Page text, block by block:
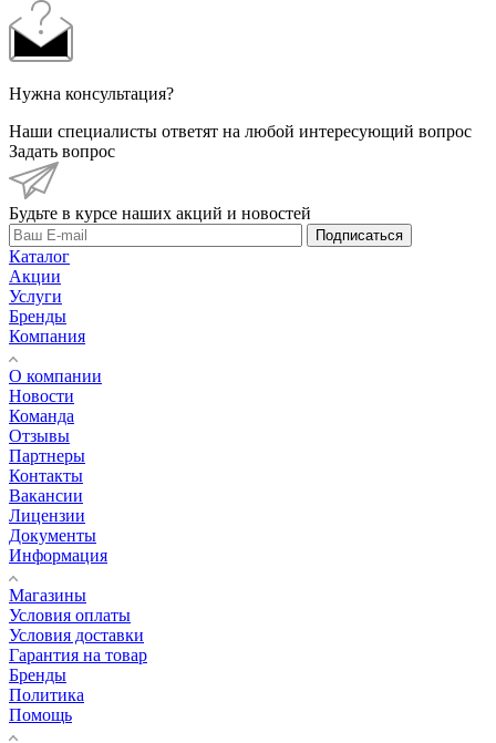
Нужна консультация?
Наши специалисты ответят на любой интересующий вопрос
Задать вопрос
Будьте в курсе наших акций и новостей
Подписаться
Каталог
Акции
Услуги
Бренды
Компания
О компании
Новости
Команда
Отзывы
Партнеры
Контакты
Вакансии
Лицензии
Документы
Информация
Магазины
Условия оплаты
Условия доставки
Гарантия на товар
Бренды
Политика
Помощь